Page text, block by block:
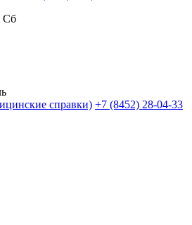
Сб
справки) +7 (8452) 28-04-33